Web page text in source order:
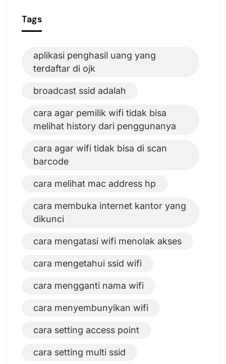
Tags
aplikasi penghasil uang yang
terdaftar di ojk
broadcast ssid adalah
cara agar pemilik wifi tidak bisa
melihat history dari penggunanya
cara agar wifi tidak bisa di scan
barcode
cara melihat mac address hp
cara membuka internet kantor yang
dikunci
cara mengatasi wifi menolak akses
cara mengetahui ssid wifi
cara mengganti nama wifi
cara menyembunyikan wifi
cara setting access point
cara setting multi ssid